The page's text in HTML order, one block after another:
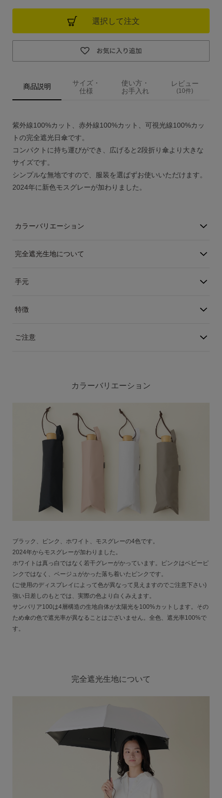
交換・返品
ギフト用ラッピング
アカウント
ログイン / 新規登録
会社概要
選択して注文
商品説明
サイズ・
仕様
使い方・
お手入れ
レビュー
(10件)
紫外線100%カット、赤外線100%カット、可視光線100%カッ
トの完全遮光日傘です。
コンパクトに持ち運びができ、広げると2段折り傘より大きな
サイズです。
シンプルな無地ですので、服装を選ばずお使いいただけます。
2024年に新色モスグレーが加わりました。
カラーバリエーション
完全遮光生地について
手元
特徴
ご注意
カラーバリエーション
ブラック、ピンク、ホワイト、モスグレーの4色です。
2024年からモスグレーが加わりました。
ホワイトは真っ白ではなく若干グレーがかっています。ピンクはベビーピ
ンクではなく、ベージュがかった落ち着いたピンクです。
(ご使用のディスプレイによって色が異なって見えますのでご注意下さい)
強い日差しのもとでは、実際の色より白くみえます。
サンバリア100は4層構造の生地自体が太陽光を100%カットします。その
ため傘の色で遮光率が異なることはございません。全色、遮光率100%で
す。
完全遮光生地について